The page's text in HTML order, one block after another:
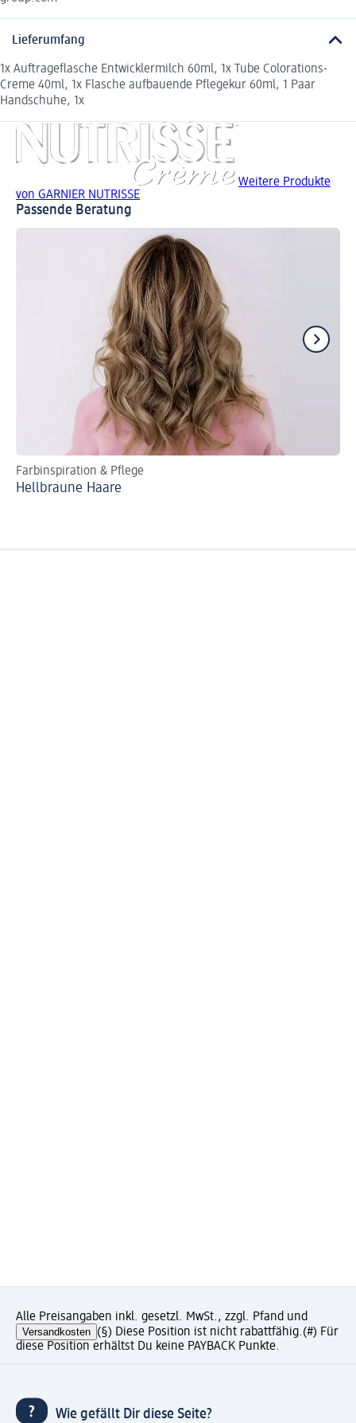
Lieferumfang
1x Auftrageflasche Entwicklermilch 60ml, 1x Tube Colorations-
Creme 40ml, 1x Flasche aufbauende Pflegekur 60ml, 1 Paar
Handschuhe, 1x
Weitere Produkte
von GARNIER NUTRISSE
Passende Beratung
Farbinspiration & Pflege
Hellbraune Haare
Alle Preisangaben inkl. gesetzl. MwSt., zzgl. Pfand und
Versandkosten (§) Diese Position ist nicht rabattfähig.(#) Für
diese Position erhältst Du keine PAYBACK Punkte.
Wie gefällt Dir diese Seite?